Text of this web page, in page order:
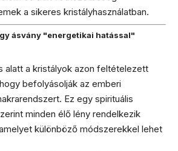
a sikeres kristályhasználatban.
ásvány "energetikai hatással"
alatt a kristályok azon feltételezett
befolyásolják az emberi
Ez egy spirituális
minden élő lény rendelkezik
különböző módszerekkel lehet